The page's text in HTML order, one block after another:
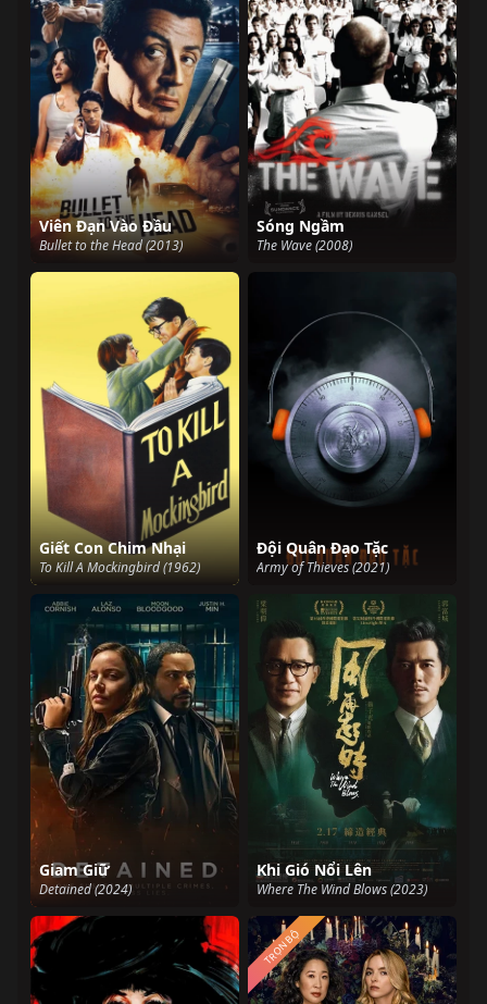
Viên Đạn Vào Đầu
Bullet to the Head (2013)
Sóng Ngầm
The Wave (2008)
Giết Con Chim Nhại
To Kill A Mockingbird (1962)
Đội Quân Đạo Tặc
Army of Thieves (2021)
Giam Giữ
Detained (2024)
Khi Gió Nổi Lên
Where The Wind Blows (2023)
TRỌN BỘ